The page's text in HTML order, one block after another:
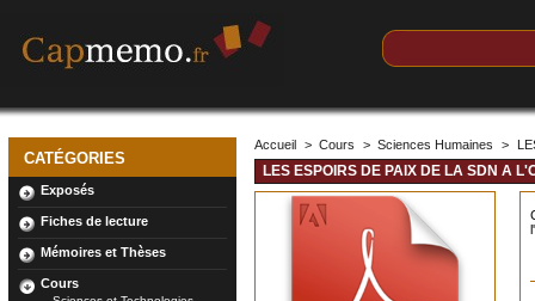
CATÉGORIES
Exposés
Fiches de lecture
Mémoires et Thèses
Cours
Accueil > Cours > Sciences Humaines >
LES ESPOIRS DE PAIX DE LA SDN A